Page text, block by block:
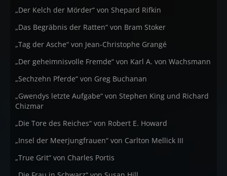
„Der Kelch der Mörder“ von Shepard Rifkin
„Das Begräbnis der Ratten“ von Bram Stoker
„Tag der Asche“ von Jean-Christophe Grangé
„Der geheimnisvolle Fremde“ von Karl A. von Wachsmann
„Sechzehn Pferde“ von Greg Buchanan
„Gwendys letzte Aufgabe“ von Stephen King und Richard
Chizmar
„Die Tore des Reiches“ von Robert E. Howard
„Insel der Meerjungfrauen“ von Carlton Mellick III
„True Grit“ von Charles Portis